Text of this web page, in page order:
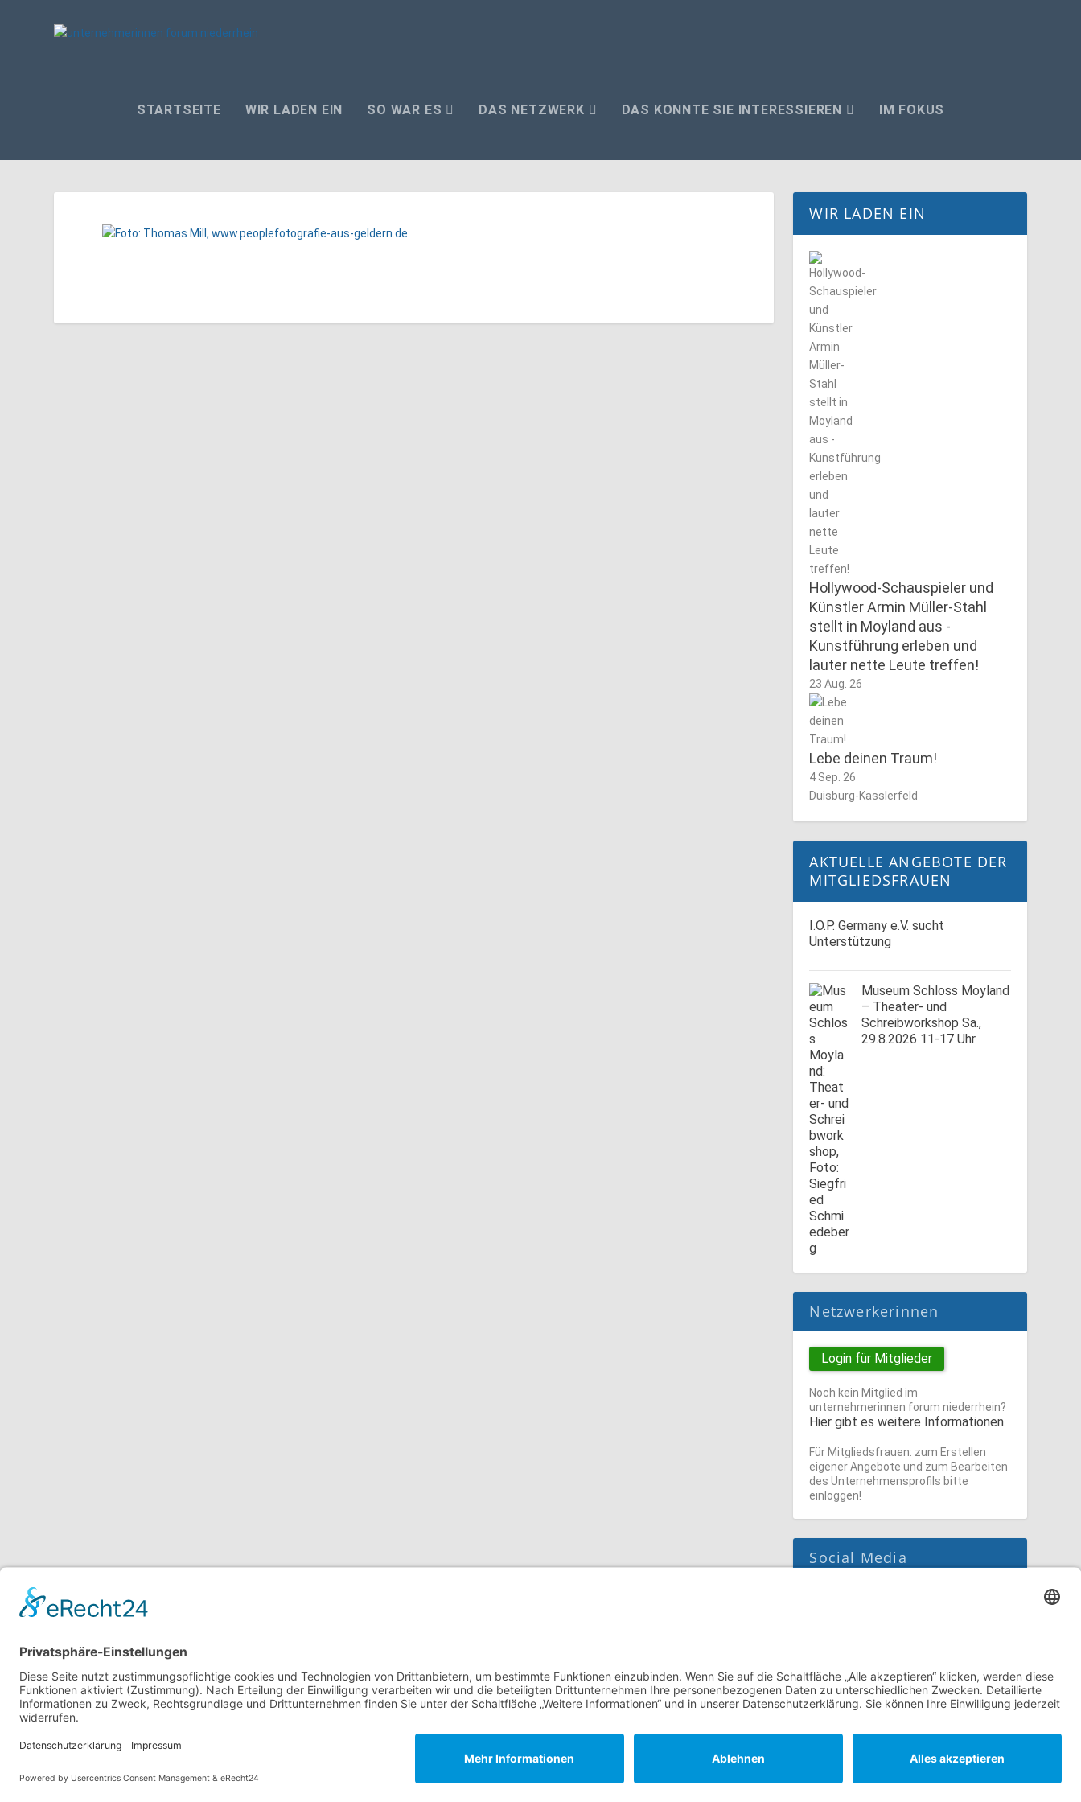
STARTSEITE WIR LADEN EIN SO WAR ES DAS NETZWERK DAS KÖNNTE SIE INTERESSIEREN IM FOKUS
WIR LADEN EIN
Hollywood-Schauspieler und
Künstler Armin Müller-Stahl
stellt in Moyland aus -
Kunstführung erleben und
lauter nette Leute treffen!
23 Aug. 26
Lebe deinen Traum!
4 Sep. 26
Duisburg-Kasslerfeld
AKTUELLE ANGEBOTE DER
MITGLIEDSFRAUEN
I.O.P. Germany e.V. sucht
Unterstützung
Museum Schloss Moyland
– Theater- und
Schreibworkshop Sa.,
29.8.2026 11-17 Uhr
Netzwerkerinnen
Login für Mitglieder
Noch kein Mitglied im
unternehmerinnen forum niederrhein?
Hier gibt es weitere Informationen.
Für Mitgliedsfrauen: zum Erstellen
eigener Angebote und zum Bearbeiten
des Unternehmensprofils bitte
einloggen!
Social Media
Powered byCommuniBIT Cookie-Einstellungen Datenschutzerklärung Impressum Kontakt